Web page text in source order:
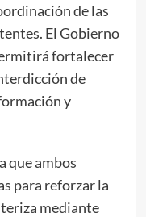
de las
El Gobierno
fortalecer
de
y
que ambos
para reforzar la
mediante